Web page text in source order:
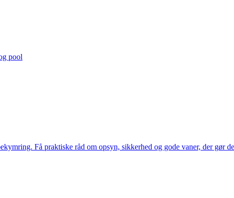
pool
Få praktiske råd om opsyn, sikkerhed og gode vaner, der gør